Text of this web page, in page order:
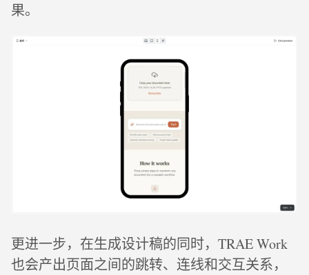
果。
更进一步，在生成设计稿的同时，TRAE Work
也会产出页面之间的跳转、连线和交互关系，